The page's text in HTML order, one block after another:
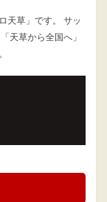
天草」です。 サッ
天草から全国へ」